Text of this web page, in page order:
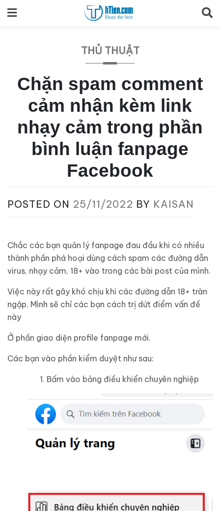
to
THỦ THUẬT
Chặn spam comment
cảm nhận kèm link
nhạy cảm trong phần
bình luận fanpage
Facebook
POSTED ON 25/11/2022 BY KAISAN
Chắc các bạn quản lý fanpage đau đầu khi có nhiều
thành phần phá hoại dùng cách spam các đường dẫn
virus, nhạy cảm, 18+ vào trong các bài post của mình.
Việc này rất gây khó chịu khi các đường dẫn 18+ tràn
ngập. Mình sẽ chỉ các bạn cách trị dứt điểm vấn đề
này
Ở phần giao diện profile fanpage mới.
Các bạn vào phần kiểm duyệt như sau:
Bấm vào bảng điều khiển chuyên nghiệp